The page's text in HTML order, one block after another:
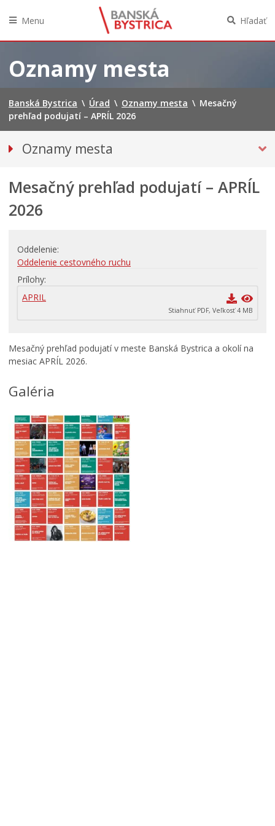
obsah
Menu Hľadať
Oznamy mesta
Banská Bystrica \ Úrad \ Oznamy mesta \ Mesačný
prehľad podujatí – APRÍL 2026
Oznamy mesta
Bezpečnosť
Doprava, údržba komunikácií
Primátor informuje
Rodina, život, bývanie
Školstvo
Životné prostredie a odpady
Mesačný prehľad podujatí – APRÍL
2026
Oddelenie
Oddelenie cestovného ruchu
Prílohy
APRIL
Stiahnuť PDF, Veľkosť 4 MB
Mesačný prehľad podujatí v meste Banská Bystrica a okolí na
mesiac APRÍL 2026.
Galéria